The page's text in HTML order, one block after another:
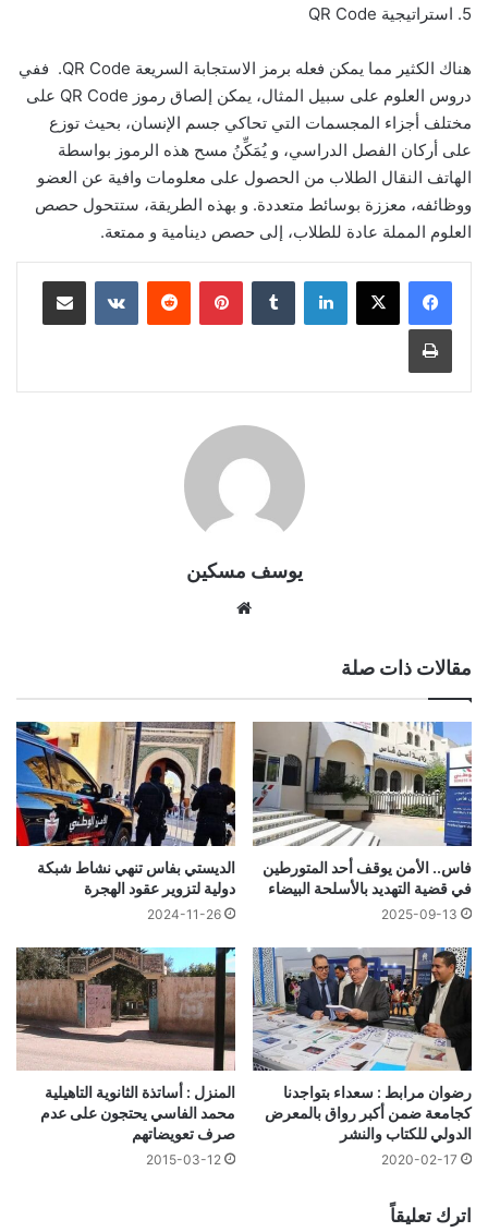
5. استراتيجية QR Code
هناك الكثير مما يمكن فعله برمز الاستجابة السريعة QR Code. ففي
دروس العلوم على سبيل المثال، يمكن إلصاق رموز QR Code على
مختلف أجزاء المجسمات التي تحاكي جسم الإنسان، بحيث توزع
على أركان الفصل الدراسي، و يُمَكِّنُ مسح هذه الرموز بواسطة
الهاتف النقال الطلاب من الحصول على معلومات وافية عن العضو
ووظائفه، معززة بوسائط متعددة. و بهذه الطريقة، ستتحول حصص
العلوم المملة عادة للطلاب، إلى حصص دينامية و ممتعة.
لينكدإن بينتيريست مشاركة عبر البريد
طباعة
يوسف مسكين
مقالات ذات صلة
فاس.. الأمن يوقف أحد المتورطين
في قضية التهديد بالأسلحة البيضاء
2025-09-13
الديستي بفاس تنهي نشاط شبكة
دولية لتزوير عقود الهجرة
2024-11-26
رضوان مرابط : سعداء بتواجدنا
كجامعة ضمن أكبر رواق بالمعرض
الدولي للكتاب والنشر
2020-02-17
المنزل : أساتذة الثانوية التاهيلية
محمد الفاسي يحتجون على عدم
صرف تعويضاتهم
2015-03-12
اترك تعليقاً